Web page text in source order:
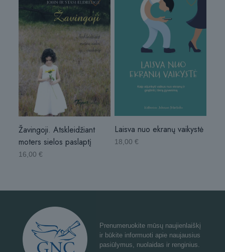
Žavingoji. Atskleidžiant
moters sielos paslaptį
16,00 €
Laisva nuo ekranų vaikystė
18,00 €
Prenumeruokite mūsų naujienlaiškį
ir būkite informuoti apie naujausius
pasiūlymus, nuolaidas ir renginius.